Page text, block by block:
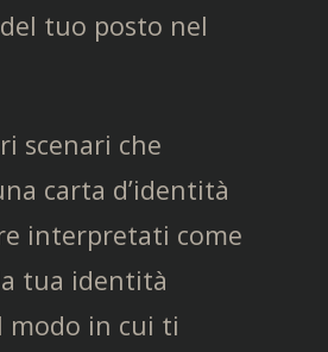
tuo posto nel
scenari che
carta d’identità
interpretati come
tua identità
modo in cui ti